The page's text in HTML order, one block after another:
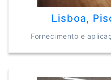
Lisboa,
Fornecimento e